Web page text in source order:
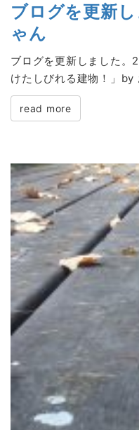
ブログを更新
ゃん
ブログを更新しました。
けたしびれる建物！」by
read more